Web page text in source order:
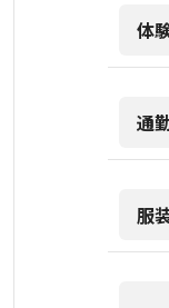
体
通
服